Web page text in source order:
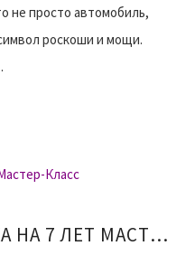
не просто автомобиль,
роскоши и мощи.
ТОРТ ДЛЯ МАЛЬЧИКА НА 7 ЛЕТ МАСТЕР-КЛАСС